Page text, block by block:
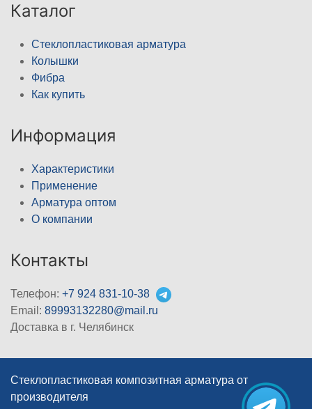
Каталог
Стеклопластиковая арматура
Колышки
Фибра
Как купить
Информация
Характеристики
Применение
Арматура оптом
О компании
Контакты
Телефон: +7 924 831-10-38
Email: 89993132280@mail.ru
Доставка в г. Челябинск
Стеклопластиковая композитная арматура от
производителя